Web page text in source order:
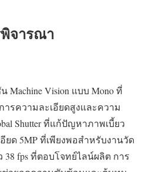
จารณา
Machine Vision แบบ Mono ที่
รความละเอียดสูงและความ
Shutter ที่แก้ปัญหาภาพเบี้ยว
ยด 5MP ที่เพียงพอสำหรับงานวัด
38 fps ที่ตอบโจทย์ไลน์ผลิต การ